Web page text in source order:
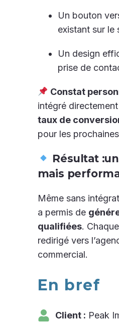
Un bouton
existant sur le
Un design
prise de
Constat
intégré
taux de
pour les
Résultat
mais
Même sans
a permis de
qualifiées.
redirigé vers
commercial.
En bref
Client : Peak